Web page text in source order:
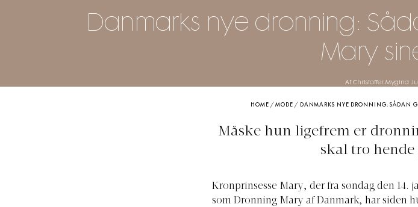
Danmarks nye dronning:
Mary
Af Christoffer Mygind
HOME /MODE / DANMARKS NYE DRONNING: SÅDAN
Måske hun ligefrem er
skal tro hende
Kronprinsesse Mary, der fra søndag den 14.
som Dronning Mary af Danmark, har siden